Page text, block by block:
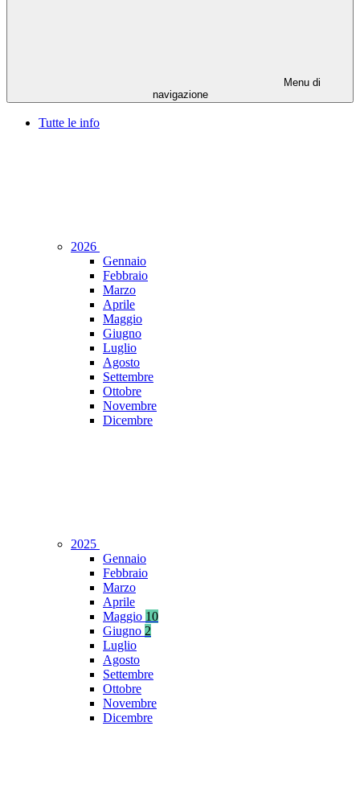
Menu di
navigazione
Tutte le info
2026
Gennaio
Febbraio
Marzo
Aprile
Maggio
Giugno
Luglio
Agosto
Settembre
Ottobre
Novembre
Dicembre
2025
Gennaio
Febbraio
Marzo
Aprile
Maggio 10
Giugno 2
Luglio
Agosto
Settembre
Ottobre
Novembre
Dicembre